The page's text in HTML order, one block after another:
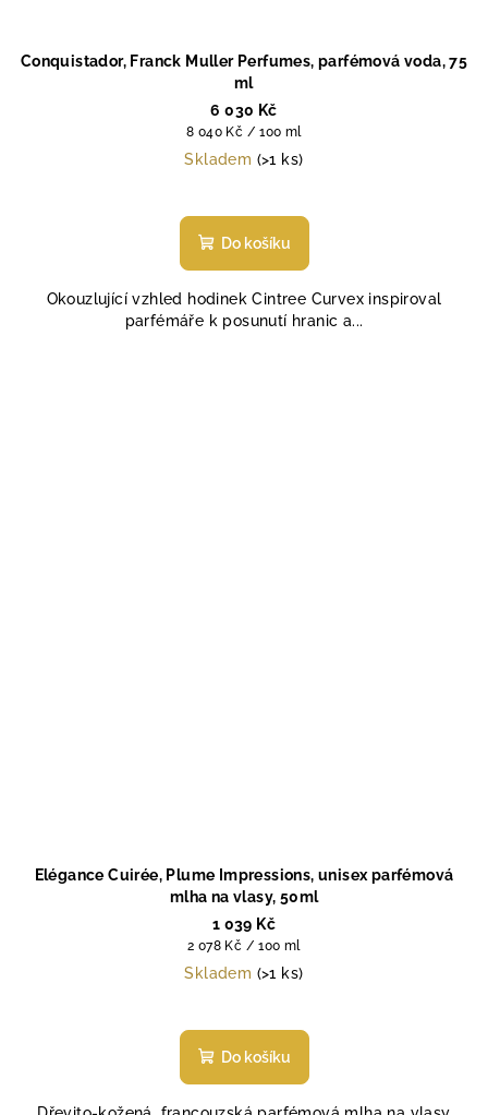
Conquistador, Franck Muller Perfumes, parfémová voda, 75
ml
6 030 Kč
Měrná
cena:
8 040 Kč / 100 ml
Skladem (>1 ks)
hodnocení
produktu
z
5
Do košíku
Okouzlující vzhled hodinek Cintree Curvex inspiroval
parfémáře k posunutí hranic a...
Elégance Cuirée, Plume Impressions, unisex parfémová
mlha na vlasy, 50ml
1 039 Kč
Měrná
cena:
2 078 Kč / 100 ml
Skladem (>1 ks)
hodnocení
produktu
Do košíku